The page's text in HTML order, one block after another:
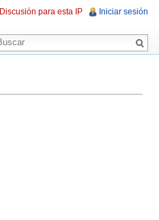
Discusión para esta IP Iniciar sesión